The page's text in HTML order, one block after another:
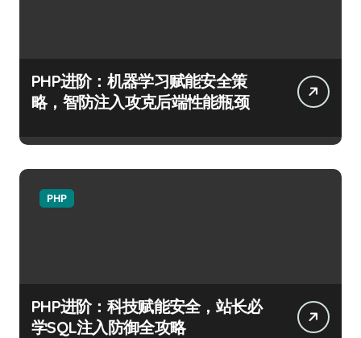
PHP进阶：机器学习赋能安全策
略，智防注入攻克后端性能瓶颈
PHP
PHP进阶：科技赋能安全，站长必
学SQL注入防御全攻略